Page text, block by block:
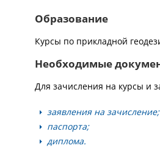
Образование
Курсы по прикладной
Необходимые
Для зачисления на курсы и
заявления на зачисление;
паспорта;
диплома.